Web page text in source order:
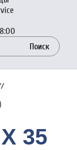
Поиск
35